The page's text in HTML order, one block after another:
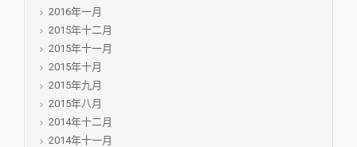
2016年一月
2015年十二月
2015年十一月
2015年十月
2015年九月
2015年八月
2014年十二月
2014年十一月